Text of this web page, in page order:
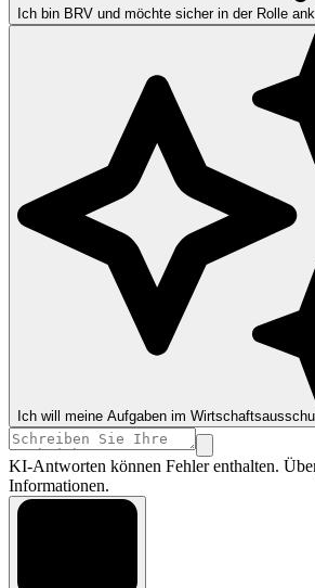
Ich bin BRV und möchte sicher in der Rolle
Ich will meine Aufgaben im
KI-Antworten können Fehler enthalten.
Informationen.